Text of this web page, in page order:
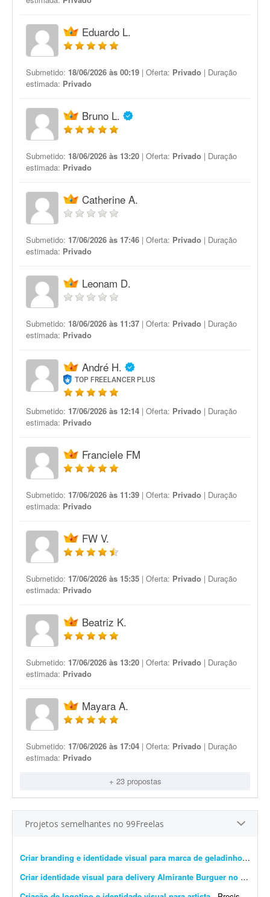
Eduardo L.
Submetido: 18/06/2026 às 00:19 | Oferta: Privado | Duração
estimada: Privado
Bruno L.
Submetido: 18/06/2026 às 13:20 | Oferta: Privado | Duração
estimada: Privado
Catherine A.
Submetido: 17/06/2026 às 17:46 | Oferta: Privado | Duração
estimada: Privado
Leonam D.
Submetido: 18/06/2026 às 11:37 | Oferta: Privado | Duração
estimada: Privado
André H.
TOP FREELANCER PLUS
Submetido: 17/06/2026 às 12:14 | Oferta: Privado | Duração
estimada: Privado
Franciele FM
Submetido: 17/06/2026 às 11:39 | Oferta: Privado | Duração
estimada: Privado
FW V.
Submetido: 17/06/2026 às 15:35 | Oferta: Privado | Duração
estimada: Privado
Beatriz K.
Submetido: 17/06/2026 às 13:20 | Oferta: Privado | Duração
estimada: Privado
Mayara A.
Submetido: 17/06/2026 às 17:04 | Oferta: Privado | Duração
estimada: Privado
+ 23 propostas
Projetos semelhantes no 99Freelas
Criar branding e identidade visual para marca de geladinhos gourmet
Criar identidade visual para delivery Almirante Burguer no litoral do RS